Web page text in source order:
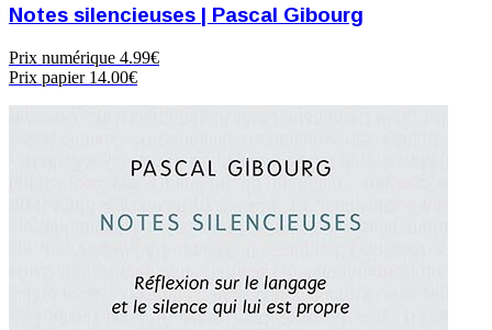
Notes silencieuses | Pascal Gibourg
Prix numérique 4.99€
Prix papier14.00€